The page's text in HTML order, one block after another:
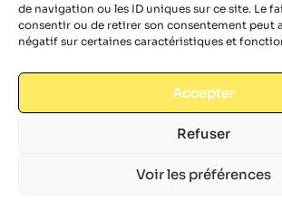
de navigation ou les ID uniques sur ce site. Le
consentir ou de retirer son consentement peut
négatif sur certaines caractéristiques et
Accepter
Refuser
Voir les préférences